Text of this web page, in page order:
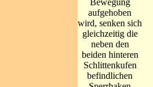
aufgehoben
wird, senken sich
gleichzeitig die
neben den
beiden hinteren
Schlittenkufen
befindlichen